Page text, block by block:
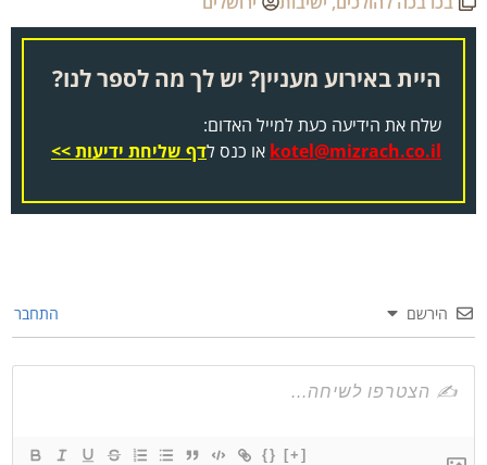
היית באירוע מעניין? יש לך מה לספר לנו?
שלח את הידיעה כעת למייל האדום:
kotel@mizrach.co.ilאו כנס לדף שליחת ידיעות >>
הירשם התחבר
{}